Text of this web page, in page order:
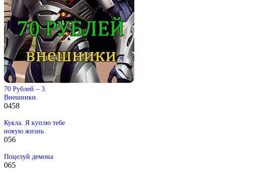
70 Рублей – 3.
Внешники.
0458
Кукла. Я куплю тебе
новую жизнь
056
Поцелуй демона
065